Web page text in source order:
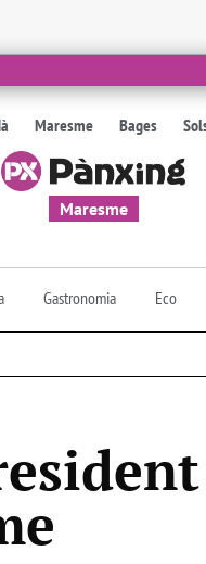
Maresme Bages
Maresme
Gastronomia Eco